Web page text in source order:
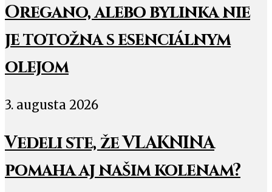
Oregano, alebo bylinka nie
je totožna s esenciálnym
olejom
3. augusta 2026
Vedeli ste, že VLAKNINA
pomaha aj našim kolenam?